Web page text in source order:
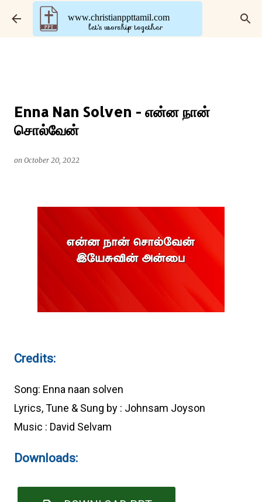
Skip to main content
www.christianppttamil.com
let's worship together
Enna Nan Solven - என்ன நான்
சொல்வேன்
on October 20, 2022
Credits:
Song: Enna naan solven
Lyrics, Tune & Sung by : Johnsam Joyson
Music : David Selvam
Downloads: